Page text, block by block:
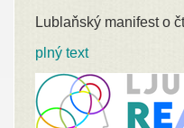
Lublaňský manifest o
plný text